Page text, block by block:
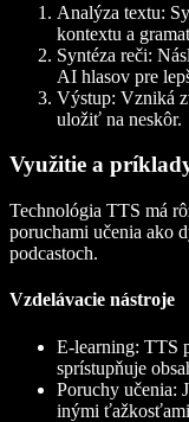
Analýza textu:
kontextu a
Syntéza reči:
AI hlasov pre
Výstup: Vzniká
uložiť na neskôr.
Využitie a
Technológia TTS má
poruchami učenia ako
podcastoch.
Vzdelávacie nástroje
E-learning: TTS
sprístupňuje
Poruchy učenia:
inými